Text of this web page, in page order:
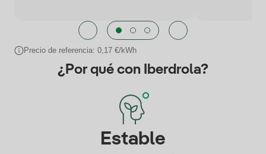
Precio de referencia: 0,17 €/kWh
¿Por qué con Iberdrola?
Estable